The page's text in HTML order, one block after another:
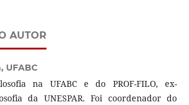
AUTOR
UFABC
na UFABC e do PROF-FILO, ex-
da UNESPAR. Foi coordenador do